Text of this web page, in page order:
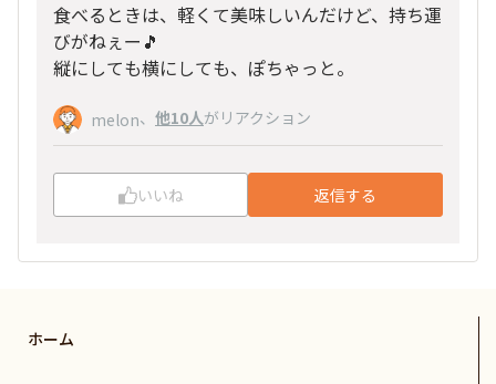
食べるときは、軽くて美味しいんだけど、持ち運
びがねぇー🎵
縦にしても横にしても、ぽちゃっと。
melon、 他10人がリアクション
いいね 返信する
ホーム